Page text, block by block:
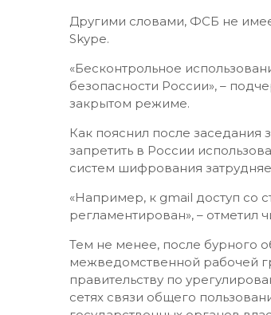
Другими словами, ФСБ не
Skype.
«Бесконтрольное
безопасности России», –
закрытом режиме.
Как пояснил после
запретить в России
систем шифрования
«Например, к gmail доступ со
регламентирован», – отметил
Тем не менее, после бурного
межведомственной рабочей
правительству по
сетях связи общего